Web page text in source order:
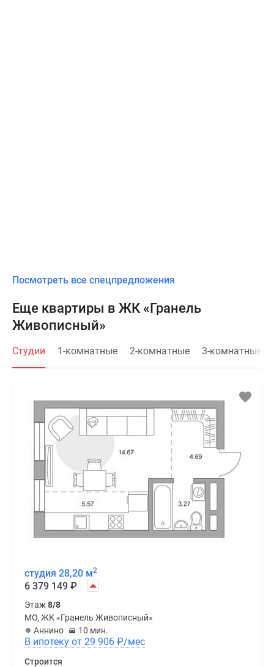
Посмотреть все спецпредложения
Еще квартиры в ЖК «Гранель
Живописный»
Студии 1-комнатные 2-комнатные 3-комнатные
студия 28,20 м2
6 379 149 ₽
Этаж 8/8
МО, ЖК «Гранель Живописный»
Аннино
10 мин.
В ипотеку от 29 906 ₽/мес
Строится